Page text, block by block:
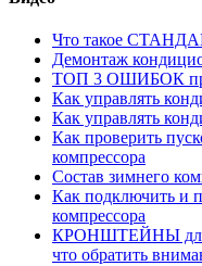
Что такое
Демонтаж
ТОП 3 ОШИБОК
Как управлять
Как управлять
Как проверить
компрессора
Состав зимнего
Как подключить и
компрессора
КРОНШТЕЙНЫ для
что обратить